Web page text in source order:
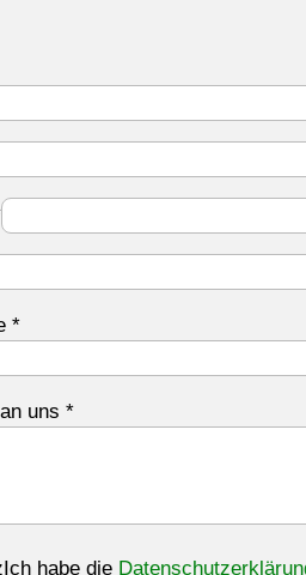
*
uns *
Ich habe die